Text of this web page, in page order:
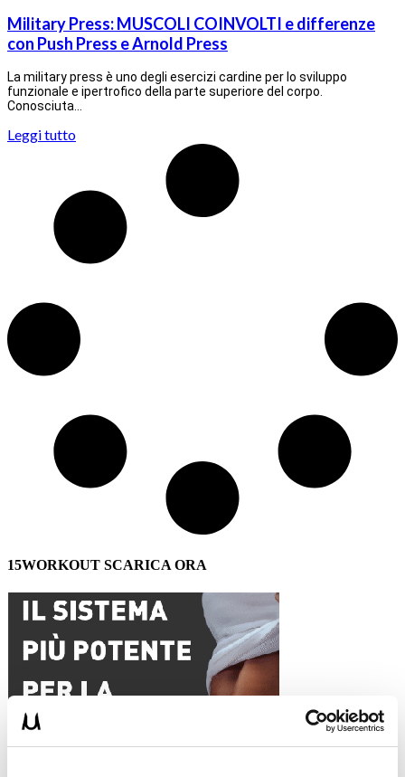
Military Press: MUSCOLI COINVOLTI e differenze
con Push Press e Arnold Press
La military press è uno degli esercizi cardine per lo sviluppo
funzionale e ipertrofico della parte superiore del corpo.
Conosciuta…
Leggi tutto
15WORKOUT SCARICA ORA